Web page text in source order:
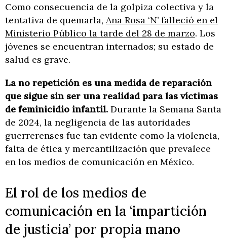
Como consecuencia de la golpiza colectiva y la
tentativa de quemarla, Ana Rosa ‘N’ falleció en el
Ministerio Público la tarde del 28 de marzo. Los
jóvenes se encuentran internados; su estado de
salud es grave.
La no repetición es una medida de reparación
que sigue sin ser una realidad para las víctimas
de feminicidio infantil. Durante la Semana Santa
de 2024, la negligencia de las autoridades
guerrerenses fue tan evidente como la violencia,
falta de ética y mercantilización que prevalece
en los medios de comunicación en México.
El rol de los medios de
comunicación en la ‘impartición
de justicia’ por propia mano